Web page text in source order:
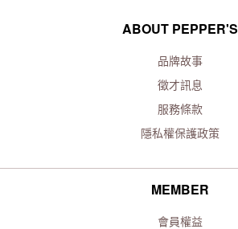
ABOUT PEPPER'S
品牌故事
徵才訊息
服務條款
隱私權保護政策
MEMBER
會員權益